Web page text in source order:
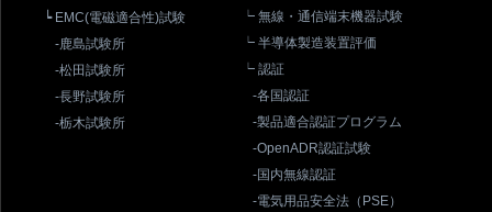
┕ EMC(電磁適合性)試験
-鹿島試験所
-松田試験所
-長野試験所
-栃木試験所
┕ 無線・通信端末機器試験
┕ 半導体製造装置評価
┕ 認証
-各国認証
-製品適合認証プログラム
-OpenADR認証試験
-国内無線認証
-電気用品安全法（PSE）